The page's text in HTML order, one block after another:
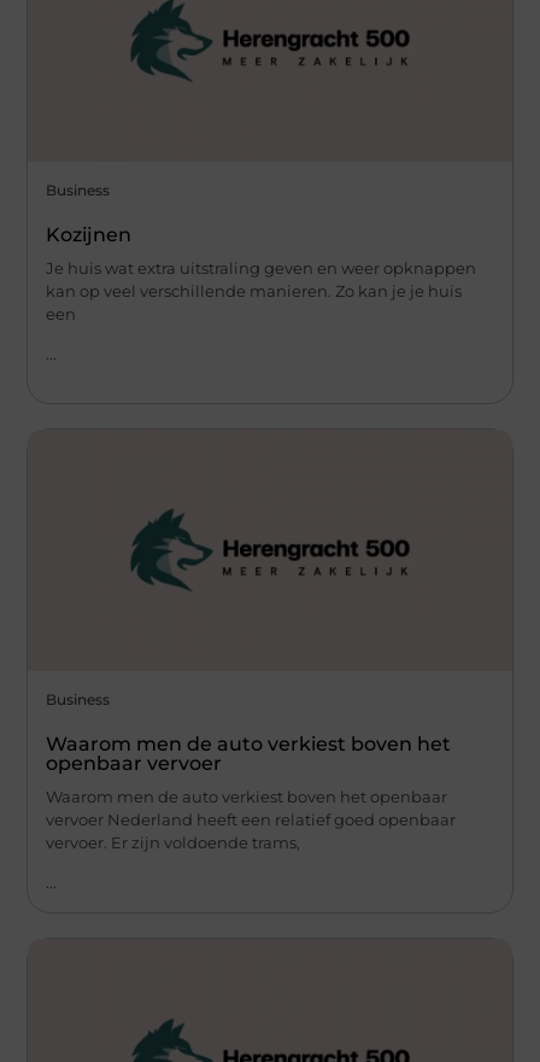
Business
Kozijnen
Je huis wat extra uitstraling geven en weer opknappen
kan op veel verschillende manieren. Zo kan je je huis
een
Business
Waarom men de auto verkiest boven het
openbaar vervoer
Waarom men de auto verkiest boven het openbaar
vervoer Nederland heeft een relatief goed openbaar
vervoer. Er zijn voldoende trams,
...